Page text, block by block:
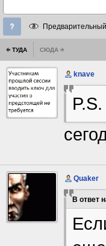
ТУДА СЮДА
knave
Quaker
В ответ